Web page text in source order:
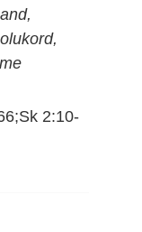
2:10-